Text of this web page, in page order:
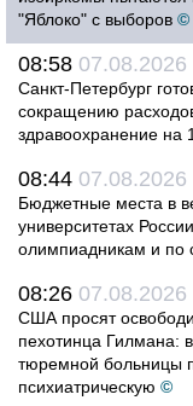
"Яблоко" с выборов ©
08:58 07.08.2026
Санкт-Петербург
сокращению
здравоохранение на
08:44 07.08.2026
Бюджетные места в
университетах
олимпиадникам и по
08:26 07.08.2026
США просят
пехотинца Гилмана:
тюремной больницы
психиатрическую ©